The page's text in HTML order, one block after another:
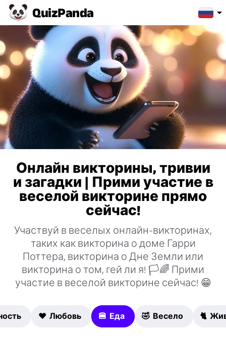
QuizPanda
Онлайн викторины, тривии
и загадки | Прими участие в
веселой викторине прямо
сейчас!
Участвуй в веселых онлайн-викторинах,
таких как викторина о доме Гарри
Поттера, викторина о Дне Земли или
викторина о том, гей ли я! 🏳🌈 Прими
участие в веселой викторине сейчас! 😁
❤️ Любовь 🍔 Еда 🤣 Весело 🐈